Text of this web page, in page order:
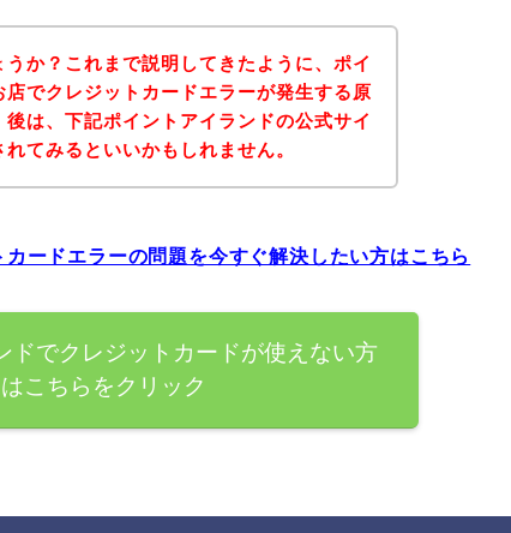
か？これまで説明してきたように、ポイ
店でクレジットカードエラーが発生する原
後は、下記ポイントアイランドの公式サイ
れてみるといいかもしれません。
ードエラーの問題を今すぐ解決したい方はこちら
ドでクレジットカードが使えない方
はこちらをクリック